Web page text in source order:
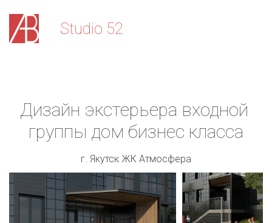
Stu­­­­dio 52
Дизайн экстерьера входной
группы дом бизнес класса
г. Якутск ЖК Атмосфера